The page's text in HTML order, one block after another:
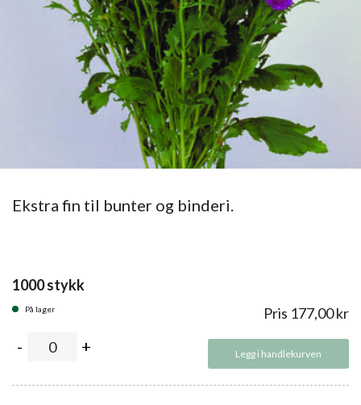
Ekstra fin til bunter og binderi.
1000 stykk
På lager Pris 177,00kr
Legg i handlekurven